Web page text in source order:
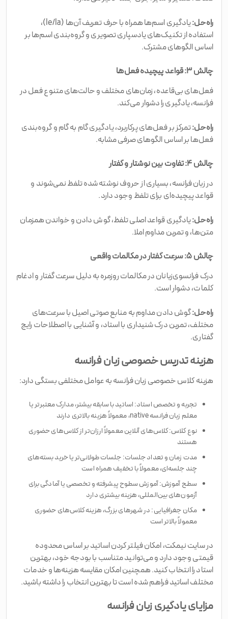
راه‌حل:
یادگیری اسم‌ها همراه با حرف تعریف آن‌ها (le/la)،
استفاده از تکنیک‌های یادسپاری تصویری و گروه‌بندی اسم‌ها بر
اساس الگوهای مشترک.
چالش ۳: قواعد پیچیده فعل‌ها
فعل‌های بی‌قاعده، زمان‌های مختلف و حالت‌های متنوع فعل در
فرانسه، یادگیری را دشوار می‌کند.
راه‌حل:تمرکز بر فعل‌های پرکاربرد، یادگیری گام به گام و گروه‌بندی
فعل‌ها بر اساس الگوهای صرفی مشابه.
چالش ۴: تفاوت بین نوشتار و گفتار
در زبان فرانسه، بسیاری از حروف نوشته شده تلفظ نمی‌شوند و
قواعد پیچیده‌ای برای تلفظ وجود دارد.
راه‌حل:یادگیری قواعد اصلی تلفظ، گوش دادن و خواندن همزمان
متن‌ها، و تمرین مداوم املا.
چالش ۵: سرعت گفتار در مکالمات واقعی
درک فرانسوی‌زبانان در مکالمات روزمره به دلیل سرعت گفتار و ادغام
کلمات، دشوار است.
راه‌حل:گوش دادن مداوم به منابع صوتی اصیل با سرعت‌های
مختلف، تمرین درک شنیداری با استاد، و آشنایی با اصطلاحات رایج
گفتاری.
هزینه تدریس خصوصی زبان فرانسه
هزینه کلاس خصوصی زبان فرانسه به عوامل مختلفی بستگی دارد:
تجربه و تخصص استاد: اساتید با سابقه بیشتر، مدارک معتبرتر یا
معلم زبان فرانسه native، معمولاً هزینه بالاتری دارند
نوع کلاس: کلاس‌های آنلاین معمولاً ارزان‌تر از کلاس‌های حضوری
هستند
مدت زمان و تعداد جلسات: جلسات طولانی‌تر یا خرید بسته‌های
چند جلسه‌ای، معمولاً با تخفیف همراه است
سطح آموزش: آموزش سطوح پیشرفته و تخصصی یا آمادگی برای
آزمون‌های بین‌المللی، هزینه بیشتری دارد
مکان جغرافیایی: در شهرهای بزرگ، هزینه کلاس‌های حضوری
معمولاً بالاتر است
در سایت نیمکت، امکان فیلتر کردن اساتید بر اساس محدوده
قیمتی وجود دارد و می‌توانید متناسب با بودجه خود، بهترین
استاد را انتخاب کنید. همچنین امکان مقایسه هزینه‌ها و خدمات
مختلف اساتید فراهم شده است تا بهترین انتخاب را داشته باشید.
مزایای یادگیری زبان فرانسه